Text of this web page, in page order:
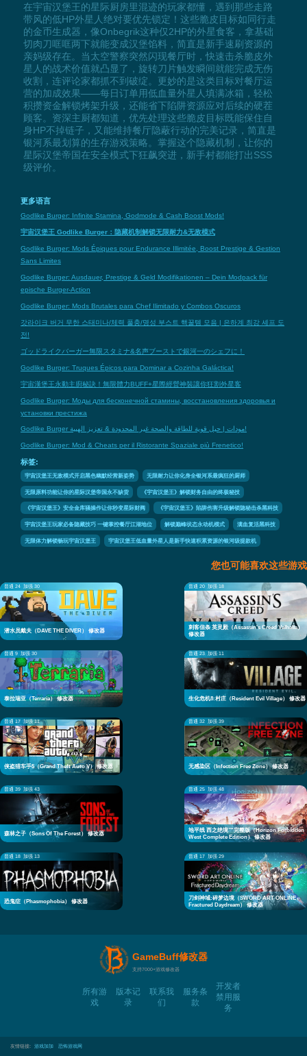
在宇宙汉堡王的星际厨房里混迹的玩家都懂，遇到那些走路
带风的低HP外星人绝对要优先锁定！这些脆皮目标如同行走
的金币生成器，像Onbegrik这种仅2HP的外星食客，拿基础
切肉刀哐哐两下就能变成汉堡馅料，简直是新手速刷资源的
亲妈级存在。当太空警察突然闪现餐厅时，快速击杀脆皮外
星人的战术价值就凸显了，旋转刀片触发瞬间就能完成无伤
收割，连评论家都抓不到破绽。更妙的是这类目标对餐厅运
营的加成效果——每日订单用低血量外星人填满冰箱，轻松
积攒资金解锁烤架升级，还能省下陷阱资源应对后续的硬茬
顾客。资深主厨都知道，优先处理这些脆皮目标既能保住自
身HP不掉链子，又能维持餐厅隐蔽行动的完美记录，简直是
银河系最划算的生存游戏策略。掌握这个隐藏机制，让你的
星际汉堡帝国在安全模式下狂飙突进，新手村都能打出SSS
级评价。
更多语言
Godlike Burger: Infinite Stamina, Godmode & Cash Boost Mods!
宇宙汉堡王 Godlike Burger：隐藏机制解锁无限耐力&无敌模式
Godlike Burger: Mods Épiques pour Endurance Illimitée, Boost Prestige & Gestion
Sans Limites
Godlike Burger: Ausdauer, Prestige & Geld Modifikationen – Dein Modpack für
epische Burger-Action
Godlike Burger: Mods Brutales para Chef Ilimitado y Combos Oscuros
갓라이크 버거 무한 스태미나/체력 풀충/명성 부스트 핵꿀템 모음 | 은하계 최강 셰프 도
전!
ゴッドライクバーガー無限スタミナ&名声ブーストで銀河一のシェフに！
Godlike Burger: Truques Épicos para Dominar a Cozinha Galáctica!
宇宙漢堡王永動主廚秘訣！無限體力BUFF+星際經營神裝讓你狂割外星客
Godlike Burger: Моды для бесконечной стамины, восстановления здоровья и
установки престижа
Godlike Burger مودات | حيل قوية للطاقة والصحة غير المحدودة & تعزيز الهيبة!
Godlike Burger: Mod & Cheats per il Ristorante Spaziale più Frenetico!
标签:
宇宙汉堡王无敌模式开启黑色幽默经营新姿势 无限耐力让你化身全银河系最疯狂的厨师
无限原料功能让你的星际汉堡帝国永不缺货 《宇宙汉堡王》解锁财务自由的终极秘技
《宇宙汉堡王》安全金库骚操作让你秒变星际财阀 《宇宙汉堡王》陷阱伤害升级解锁隐秘击杀黑科技
宇宙汉堡王玩家必备隐藏技巧 一键掌控餐厅江湖地位 解锁巅峰状态永动机模式 满血复活黑科技
无限体力解锁畅玩宇宙汉堡王 宇宙汉堡王低血量外星人是新手快速积累资源的银河级提款机
您也可能喜欢这些游戏
普通 24 加强 30
潜水员戴夫（DAVE THE DIVER） 修改器
普通 20 加强 18
刺客信条 英灵殿（Assassin's Creed Valhalla）
修改器
普通 9 加强 30
泰拉瑞亚（Terraria） 修改器
普通 23 加强 11
生化危机8:村庄（Resident Evil Village） 修改器
普通 17 加强 11
侠盗猎车手5（Grand Theft Auto V） 修改器
普通 32 加强 39
无感染区（Infection Free Zone） 修改器
普通 39 加强 43
森林之子（Sons Of The Forest） 修改器
普通 25 加强 48
地平线 西之绝境™完整版（Horizon Forbidden
West Complete Edition） 修改器
普通 18 加强 13
恐鬼症（Phasmophobia） 修改器
普通 17 加强 29
刀剑神域:碎梦边境（SWORD ART ONLINE
Fractured Daydream） 修改器
GameBuff修改器
支持7000+游戏修改器
所有游
戏
版本记
录
联系我
们
服务条
款
开发者
禁用服
务
友情链接: 游戏加加 恐怖游戏网